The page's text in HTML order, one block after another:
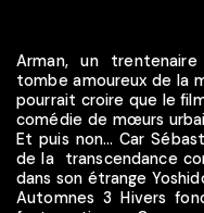
Arman, un
tombe amoureux de la
pourrait croire que le
comédie de mœurs
Et puis non… Car
de la transcendance
dans son étrange
Automnes 3 Hivers